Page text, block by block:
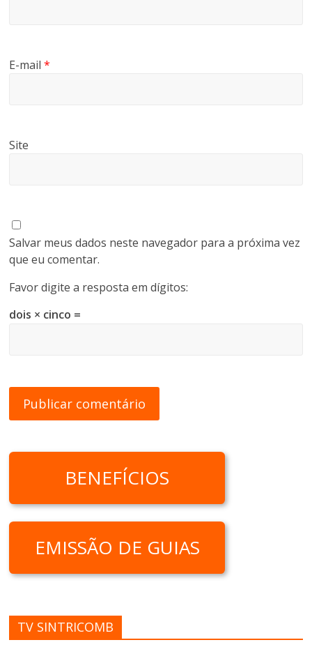
E-mail*
Site
Salvar meus dados neste navegador para a próxima vez
que eu comentar.
Favor digite a resposta em dígitos:
dois × cinco =
BENEFÍCIOS
EMISSÃO DE GUIAS
TV SINTRICOMB